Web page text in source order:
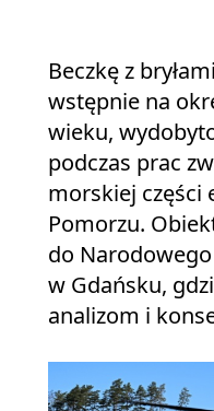
Beczkę z
wstępnie na
wieku,
podczas prac
morskiej części
Pomorzu.
do
w Gdańsku,
analizom i